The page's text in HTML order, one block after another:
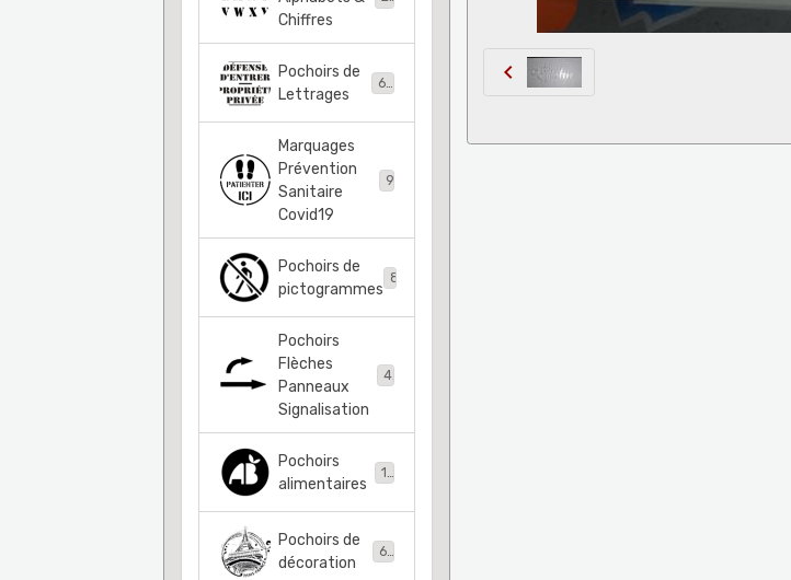
Chiffres
Pochoirs de
Lettrages
68
Marquages
Prévention
Sanitaire
Covid19
Pochoirs de
pictogrammes
83
Pochoirs
Flèches
Panneaux
Signalisation
41
Pochoirs
alimentaires
11
Pochoirs de
décoration
63